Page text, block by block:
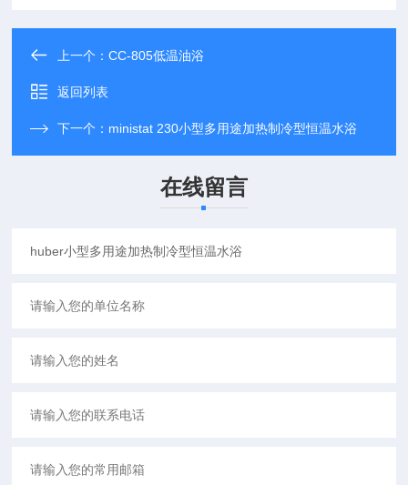
上一个：CC-805低温油浴
返回列表
下一个： ministat 230小型多用途加热制冷型恒温水浴
在线留言